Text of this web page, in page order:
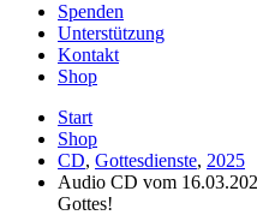
Spenden
Unterstützung
Kontakt
Shop
Start
Shop
CD, Gottesdienste, 2025
Audio CD vom
Gottes!